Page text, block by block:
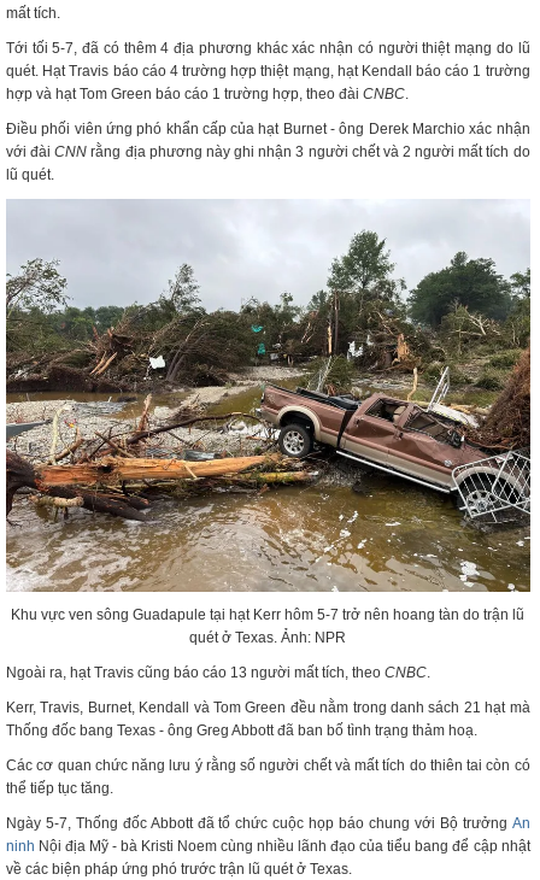
mất tích.
Tới tối 5-7, đã có thêm 4 địa phương khác xác nhận có người thiệt mạng do lũ
quét. Hạt Travis báo cáo 4 trường hợp thiệt mạng, hạt Kendall báo cáo 1 trường
hợp và hạt Tom Green báo cáo 1 trường hợp, theo đài CNBC.
Điều phối viên ứng phó khẩn cấp của hạt Burnet - ông Derek Marchio xác nhận
với đàiCNN rằng địa phương này ghi nhận 3 người chết và 2 người mất tích do
lũ quét.
Khu vực ven sông Guadapule tại hạt Kerr hôm 5-7 trở nên hoang tàn do trận lũ
quét ở Texas. Ảnh: NPR
Ngoài ra, hạt Travis cũng báo cáo 13 người mất tích, theo CNBC.
Kerr, Travis, Burnet, Kendall và Tom Green đều nằm trong danh sách 21 hạt mà
Thống đốc bang Texas - ông Greg Abbott đã ban bố tình trạng thảm hoạ.
Các cơ quan chức năng lưu ý rằng số người chết và mất tích do thiên tai còn có
thể tiếp tục tăng.
Ngày 5-7, Thống đốc Abbott đã tổ chức cuộc họp báo chung với Bộ trưởng An
ninh Nội địa Mỹ - bà Kristi Noem cùng nhiều lãnh đạo của tiểu bang để cập nhật
về các biện pháp ứng phó trước trận lũ quét ở Texas.